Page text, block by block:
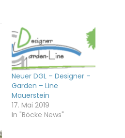
Neuer DGL – Designer –
Garden – Line
Mauerstein
17. Mai 2019
In "Böcke News"